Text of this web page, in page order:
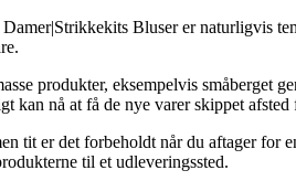
Bluser er naturligvis
produkter, eksempelvis
kan nå at få de nye varer skippet
tit er det forbeholdt når du aftager
til et udleveringssted.